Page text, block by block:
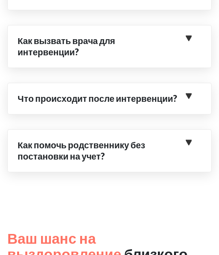
Как вызвать врача для
интервенции?
Что происходит после интервенции?
Как помочь родственнику без
постановки на учет?
Ваш шанс на